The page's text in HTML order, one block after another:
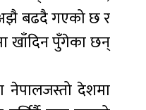
अझै बढदै गएको छ र
खाँदिन पुँगेका छन्
नेपालजस्तो देशमा